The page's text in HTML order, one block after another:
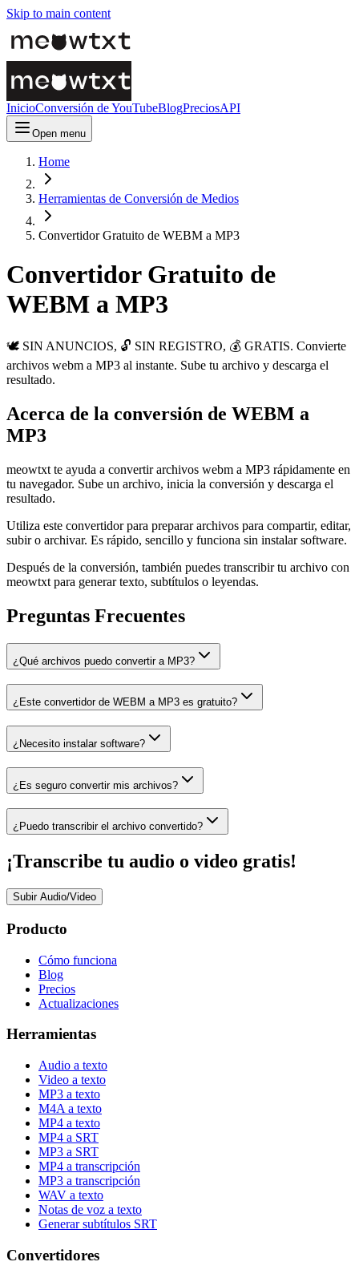
Skip to main content
InicioConversión de YouTubeBlogPreciosAPI
Open menu
Home
Herramientas de Conversión de Medios
Convertidor Gratuito de WEBM a MP3
Convertidor Gratuito de
WEBM a MP3
🕊️ SIN ANUNCIOS, 🔓 SIN REGISTRO, 💰 GRATIS. Convierte
archivos webm a MP3 al instante. Sube tu archivo y descarga el
resultado.
Acerca de la conversión de WEBM a
MP3
meowtxt te ayuda a convertir archivos webm a MP3 rápidamente en
tu navegador. Sube un archivo, inicia la conversión y descarga el
resultado.
Utiliza este convertidor para preparar archivos para compartir, editar,
subir o archivar. Es rápido, sencillo y funciona sin instalar software.
Después de la conversión, también puedes transcribir tu archivo con
meowtxt para generar texto, subtítulos o leyendas.
Preguntas Frecuentes
¿Qué archivos puedo convertir a MP3?
¿Este convertidor de WEBM a MP3 es gratuito?
¿Necesito instalar software?
¿Es seguro convertir mis archivos?
¿Puedo transcribir el archivo convertido?
¡Transcribe tu audio o video gratis!
Subir Audio/Video
Producto
Cómo funciona
Blog
Precios
Actualizaciones
Herramientas
Audio a texto
Video a texto
MP3 a texto
M4A a texto
MP4 a texto
MP4 a SRT
MP3 a SRT
MP4 a transcripción
MP3 a transcripción
WAV a texto
Notas de voz a texto
Generar subtítulos SRT
Convertidores